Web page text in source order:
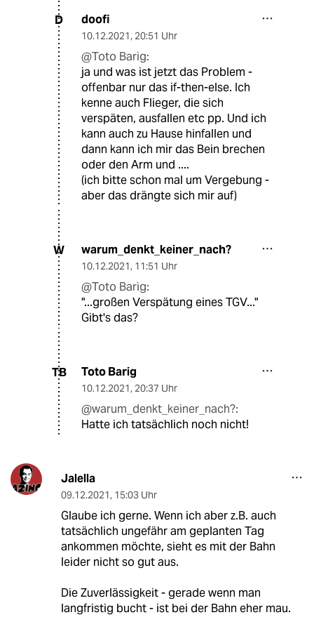
D doofi
10.12.2021, 20:51 Uhr
@Toto Barig:
ja und was ist jetzt das Problem -
offenbar nur das if-then-else. Ich
kenne auch Flieger, die sich
verspäten, ausfallen etc pp. Und ich
kann auch zu Hause hinfallen und
dann kann ich mir das Bein brechen
oder den Arm und ....
(ich bitte schon mal um Vergebung -
aber das drängte sich mir auf)
W warum_denkt_keiner_nach?
10.12.2021, 11:51 Uhr
@Toto Barig:
"...großen Verspätung eines TGV..."
Gibt's das?
TB Toto Barig
10.12.2021, 20:37 Uhr
@warum_denkt_keiner_nach?:
Hatte ich tatsächlich noch nicht!
Jalella
09.12.2021, 15:03 Uhr
Glaube ich gerne. Wenn ich aber z.B. auch
tatsächlich ungefähr am geplanten Tag
ankommen möchte, sieht es mit der Bahn
leider nicht so gut aus.
Die Zuverlässigkeit - gerade wenn man
langfristig bucht - ist bei der Bahn eher mau.